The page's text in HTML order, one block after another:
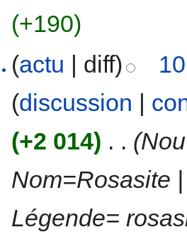
(+190)
(actu | diff)
(discussion
(+2 014) . .
Nom=Rosasite
Légende=